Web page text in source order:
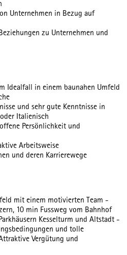
Unternehmen in Bezug auf
zu Unternehmen und
Idealfall in einem baunahen Umfeld
und sehr gute Kenntnisse in
Italienisch
Persönlichkeit und
Arbeitsweise
und deren Karrierewege
mit einem motivierten Team -
10 min Fussweg vom Bahnhof
Kesselturm und Altstadt -
und tolle
Vergütung und